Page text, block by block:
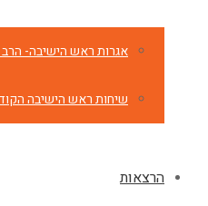
אגרות ראש הישיבה- הרב
שיחות ראש הישיבה
הרצאות